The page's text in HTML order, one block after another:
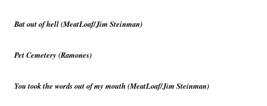
Bat out of hell (MeatLoaf/Jim Steinman)
Pet Cemetery (Ramones)
You took the words out of my mouth (MeatLoaf/Jim Steinman)